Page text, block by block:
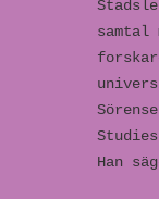
samtal
Han